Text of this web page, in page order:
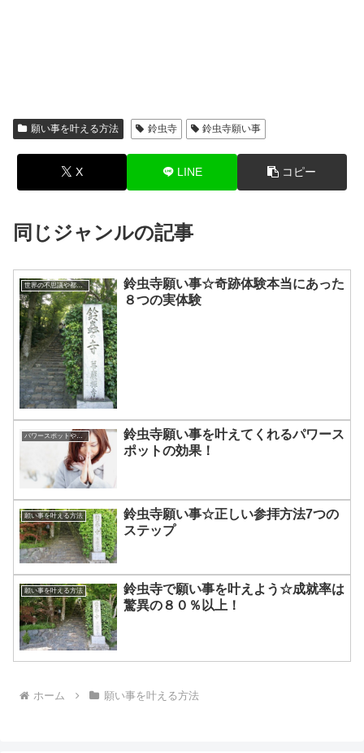
願い事を叶える方法 鈴虫寺 鈴虫寺願い事
X LINE コピー
同じジャンルの記事
世界の不思議や都市伝説
鈴虫寺願い事☆奇跡体験本当にあった
８つの実体験
パワースポットや人気の観光地
鈴虫寺願い事を叶えてくれるパワース
ポットの効果！
願い事を叶える方法
鈴虫寺願い事☆正しい参拝方法7つの
ステップ
願い事を叶える方法
鈴虫寺で願い事を叶えよう☆成就率は
驚異の８０％以上！
ホーム 願い事を叶える方法